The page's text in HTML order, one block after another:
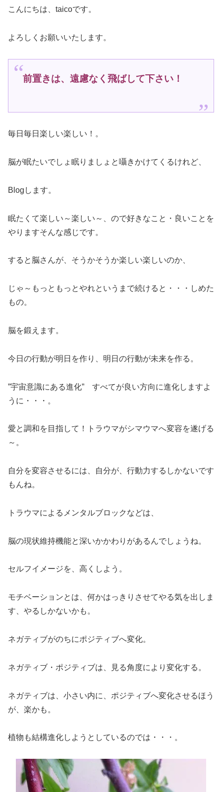
こんにちは、taicoです。
よろしくお願いいたします。
前置きは、遠慮なく飛ばして下さい！
毎日毎日楽しい楽しい！。
脳が眠たいでしょ眠りましょと囁きかけてくるけれど、
Blogします。
眠たくて楽しい～楽しい～、ので好きなこと・良いことを
やりますそんな感じです。
すると脳さんが、そうかそうか楽しい楽しいのか、
じゃ～もっともっとやれというまで続けると・・・しめた
もの。
脳を鍛えます。
今日の行動が明日を作り、明日の行動が未来を作る。
”宇宙意識にある進化” すべてが良い方向に進化しますよ
うに・・・。
愛と調和を目指して！トラウマがシマウマへ変容を遂げる
～。
自分を変容させるには、自分が、行動力するしかないです
もんね。
トラウマによるメンタルブロックなどは、
脳の現状維持機能と深いかかわりがあるんでしょうね。
セルフイメージを、高くしよう。
モチベーションとは、何かはっきりさせてやる気を出しま
す、やるしかないかも。
ネガティブがのちにポジティブへ変化。
ネガティブ・ポジティブは、見る角度により変化する。
ネガティブは、小さい内に、ポジティブへ変化させるほう
が、楽かも。
植物も結構進化しようとしているのでは・・・。